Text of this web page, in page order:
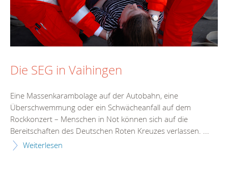
Die SEG in Vaihingen
Eine Massenkarambolage auf der Autobahn, eine
Überschwemmung oder ein Schwächeanfall auf dem
Rockkonzert – Menschen in Not können sich auf die
Bereitschaften des Deutschen Roten Kreuzes verlassen. ...
Weiterlesen